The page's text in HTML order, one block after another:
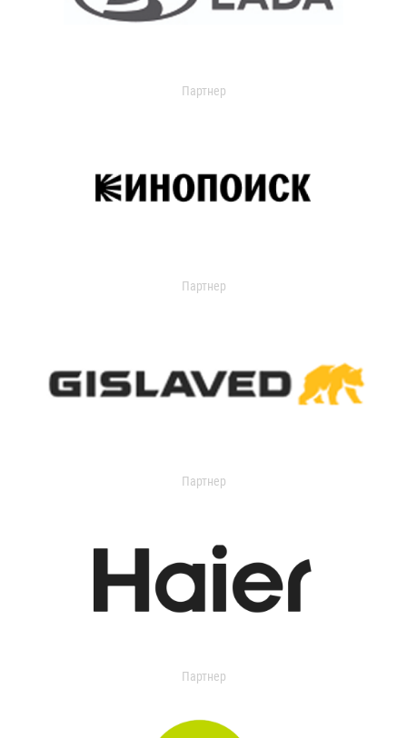
Партнер
Партнер
Партнер
Партнер